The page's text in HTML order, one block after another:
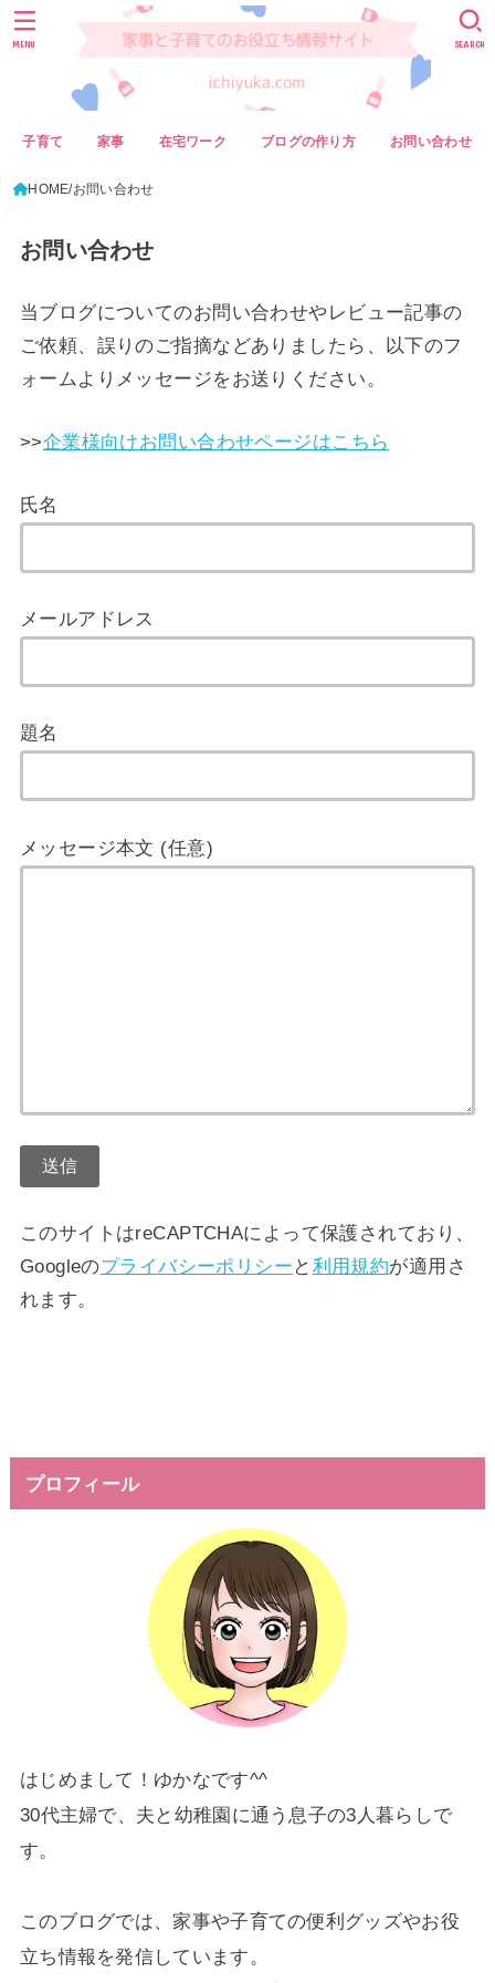
子育て 家事 在宅ワーク ブログの作り方 お問い合わせ
SEARCH
MENU
HOME お問い合わせ
お問い合わせ
当ブログについてのお問い合わせやレビュー記事の
ご依頼、誤りのご指摘などありましたら、以下のフ
ォームよりメッセージをお送りください。
>>企業様向けお問い合わせページはこちら
氏名
メールアドレス
題名
メッセージ本文 (任意)
このサイトはreCAPTCHAによって保護されており、
Googleのプライバシーポリシー と 利用規約が適用さ
れます。
プロフィール
はじめまして！ゆかなです^^
30代主婦で、夫と幼稚園に通う息子の3人暮らしで
す。
このブログでは、家事や子育ての便利グッズやお役
立ち情報を発信しています。